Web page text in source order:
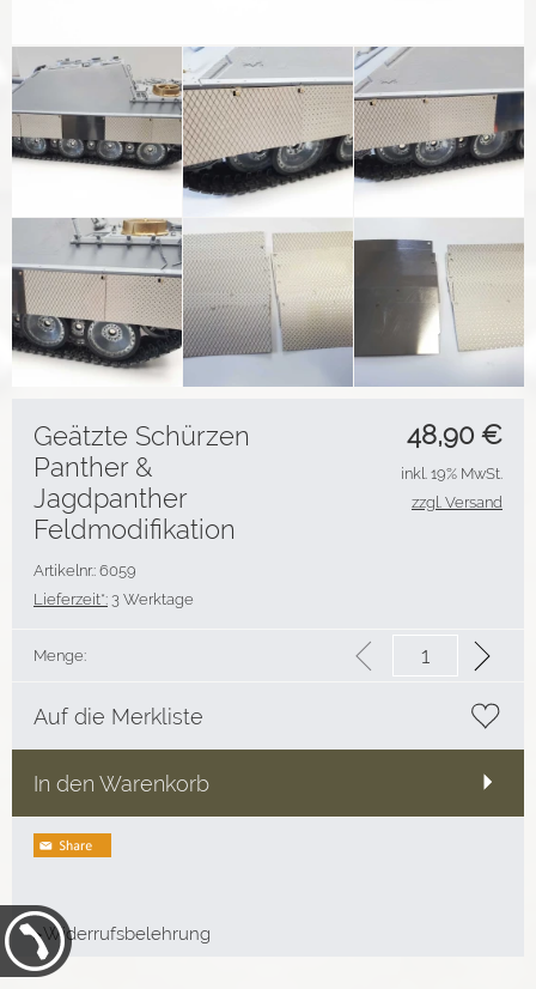
48,90 €
Geätzte Schürzen
Panther &
Jagdpanther
Feldmodifikation
Artikelnr.: 6059
Lieferzeit*: 3 Werktage
inkl. 19% MwSt.
zzgl. Versand
Menge:
Auf die Merkliste
In den Warenkorb
▸Widerrufsbelehrung